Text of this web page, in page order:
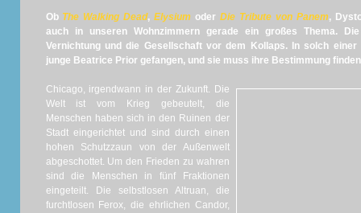
Ob The Walking Dead,Elysium oderDie Tribute von Panem,
auch in unseren Wohnzimmern gerade ein großes Thema.
Vernichtung und die Gesellschaft vor dem Kollaps. In solch
junge Beatrice Prior gefangen, und sie muss ihre Bestimmung
Chicago, irgendwann in der Zukunft. Die
Welt ist vom Krieg gebeutelt, die
Menschen haben sich in den Ruinen der
Stadt eingerichtet und sind durch einen
hohen Schutzzaun von der Außenwelt
abgeschottet. Um den Frieden zu wahren
sind die Menschen in fünf Fraktionen
eingeteilt. Die selbstlosen Altruan, die
furchtlosen Ferox, die ehrlichen Candor,